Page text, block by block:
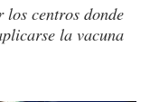
los centros donde
la vacuna